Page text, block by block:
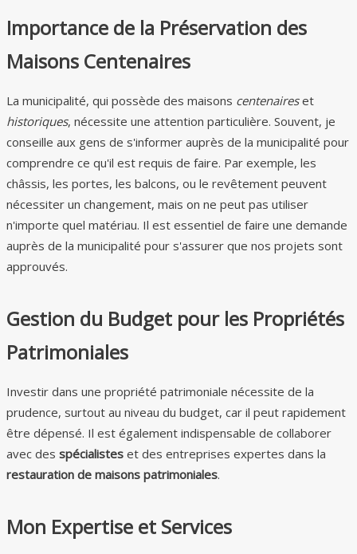
Importance de la Préservation des
Maisons Centenaires
La municipalité, qui possède des maisons centenaireset
historiques, nécessite une attention particulière. Souvent, je
conseille aux gens de s'informer auprès de la municipalité pour
comprendre ce qu'il est requis de faire. Par exemple, les
châssis, les portes, les balcons, ou le revêtement peuvent
nécessiter un changement, mais on ne peut pas utiliser
n'importe quel matériau. Il est essentiel de faire une demande
auprès de la municipalité pour s'assurer que nos projets sont
approuvés.
Gestion du Budget pour les Propriétés
Patrimoniales
Investir dans une propriété patrimoniale nécessite de la
prudence, surtout au niveau du budget, car il peut rapidement
être dépensé. Il est également indispensable de collaborer
avec des spécialistes et des entreprises expertes dans la
restauration de maisons patrimoniales.
Mon Expertise et Services